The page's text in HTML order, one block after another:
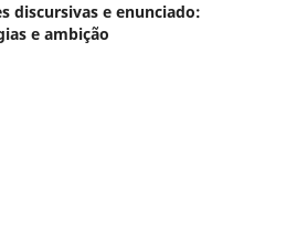
discursivas e enunciado:
e ambição